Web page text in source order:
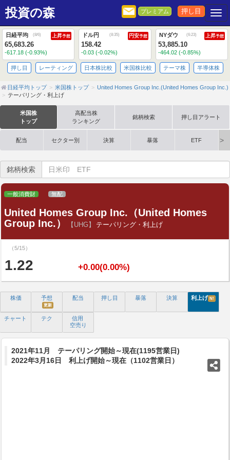
投資の森 プレミアム 押し目
日経平均 (8/6) 上昇予想
65,683.26
-617.18 (-0.93%)
ドル円 (8:35) 円安予想
158.42
-0.03 (-0.02%)
NYダウ (6:23) 上昇予想
53,885.10
-464.02 (-0.85%)
押し目 レーティング 日本株比較 米国株比較 テーマ株 半導体株
日経平均トップ 米国株トップ
United Homes Group Inc.(United Homes Group Inc.)
テーパリング・利上げ
米国株
トップ
高配当株
ランキング
銘柄検索 押し目アラート
配当 セクター別 決算 暴落 ETF
銘柄検索
一般消費財 無配
United Homes Group Inc.（United Homes
Group Inc.）
【UHG】 テーパリング・利上げ
（5/15）
1.22 +0.00(0.00%)
株価 予想
更新
配当 押し目 暴落 決算 利上げ N!
チャート テク
信用
空売り
2021年11月 テーパリング開始～現在(1195営業日)
2022年3月16日 利上げ開始～現在（1102営業日）